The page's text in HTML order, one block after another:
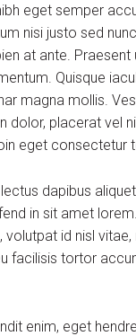
eget semper
nisi justo sed
at ante.
Quisque
magna mollis.
dolor, placerat vel
eget consectetur
dapibus
in sit amet
volutpat id nisl
facilisis tortor
enim, eget